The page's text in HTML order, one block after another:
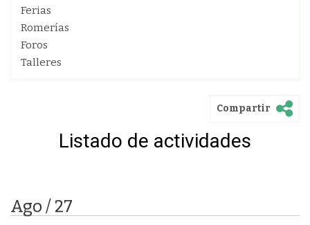
Ferias
Romerías
Foros
Talleres
Compartir
Listado de actividades
Ago / 27